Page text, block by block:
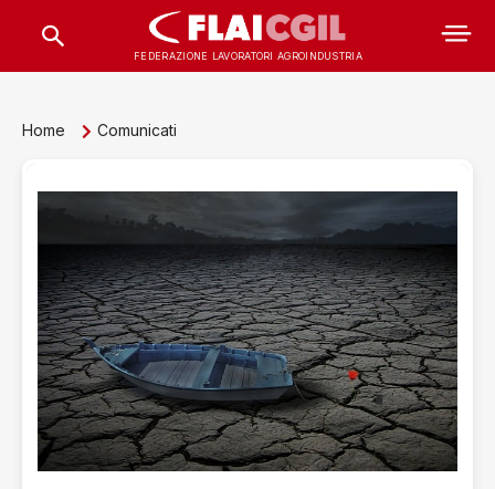
FEDERAZIONE LAVORATORI AGROINDUSTRIA
Home Comunicati